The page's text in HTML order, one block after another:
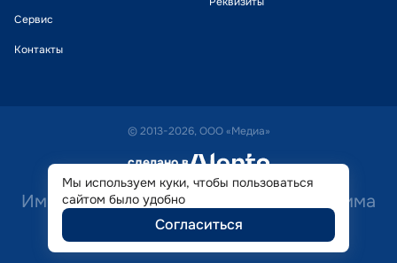
Сервис
Контакты
© 2013-2026, ООО «Медиа»
сделано в alente
Имеются противопоказания. Необходима
консультация специалиста.
Мы используем куки, чтобы пользоваться
сайтом было удобно
Согласиться